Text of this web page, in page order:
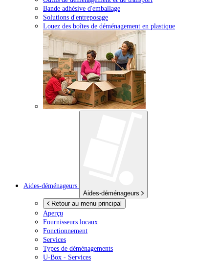
Bande adhésive d'emballage
Solutions d'entreposage
Louez des boîtes de déménagement en plastique
Aides-déménageurs
Aides-déménageurs
Retour au menu principal
Aperçu
Fournisseurs locaux
Fonctionnement
Services
Types de déménagements
U-Box - Services